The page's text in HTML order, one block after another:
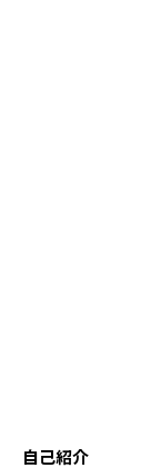
自己紹介